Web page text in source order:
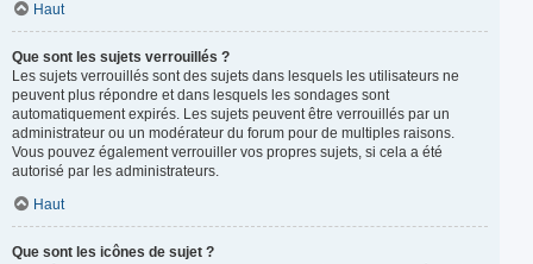
Haut
Que sont les sujets verrouillés ?
Les sujets verrouillés sont des sujets dans lesquels les utilisateurs ne
peuvent plus répondre et dans lesquels les sondages sont
automatiquement expirés. Les sujets peuvent être verrouillés par un
administrateur ou un modérateur du forum pour de multiples raisons.
Vous pouvez également verrouiller vos propres sujets, si cela a été
autorisé par les administrateurs.
Haut
Que sont les icônes de sujet ?